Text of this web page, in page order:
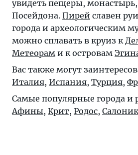
увидеть пещеры,
Посейдона. Пирей славен
города и археологическим
можно сплавать в круиз к
Метеорам и к островам
Вас также могут
Италия, Испания, Турция,
Самые популярные города и
Афины, Крит, Родос,